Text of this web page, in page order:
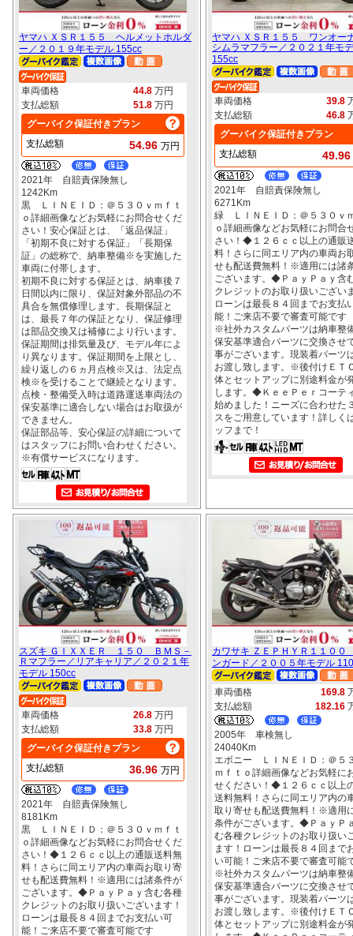
ヤマハ ＸＳＲ１５５ ヘルメットホルダ
ー／２０１９年モデル 155cc
車両価格 44.8 万円
支払総額
51.8 万円
グーバイク保証付きプラン
支払総額
54.96 万円
2021年 自賠責保険無し
1242Km
黒 ＬＩＮＥＩＤ：＠５３０ｖｍｆｔ
ｏ詳細画像などお気軽にお問合せくだ
さい！安心保証とは、「返品保証」
「初期不良に対する保証」「長期保
証」の総称で、納車整備※を実施した
車両に付帯します。
初期不良に対する保証とは、納車後７
日間以内に限り、保証対象外部品の不
具合を無償修理します。長期保証と
は、最長７年の保証となり、保証修理
は部品交換又は補修により行います。
保証期間は排気量及び、モデル年によ
り異なります。保証期間を上限とし、
繰り返しの６ヵ月点検※又は、法定点
検※を受けることで継続となります。
点検・整備受入時は道路運送車両法の
保安基準に適合しない場合はお取扱が
できません。
保証部品等、安心保証の詳細について
はスタッフにお問い合わせください。
※有償サービスになります。
ヤマハ ＸＳＲ１５５ ワンオー
シムラマフラー／２０２１年モ
155cc
車両価格 39.8
支払総額
46.8
グーバイク保証付きプラン
支払総額
49.96
2021年 自賠責保険無し
6271Km
緑 ＬＩＮＥＩＤ：＠５３０ｖ
ｏ詳細画像などお気軽にお問合
さい！◆１２６ｃｃ以上の通販
料！さらに同エリア内の車両お
せも配送費無料！※適用には諸
ございます。◆ＰａｙＰａｙ含
クレジットのお取り扱いござい
ローンは最長８４回までお支払
能！ご来店不要で審査可能です
※社外カスタムパーツは納車整
保安基準適合パーツに交換させ
事がございます。現装着パーツ
お渡し致します。※後付けＥＴ
体とセットアップに別途料金が
します。◆ＫｅｅＰｅｒコーテ
始めました！ニーズに合わせた
スをご用意しています！詳しく
ッフまで！
スズキ ＧＩＸＸＥＲ １５０ ＢＭＳ－
Ｒマフラー／リアキャリア／２０２１年
モデル 150cc
車両価格 26.8 万円
支払総額
33.8 万円
グーバイク保証付きプラン
支払総額
36.96 万円
2021年 自賠責保険無し
8181Km
黒 ＬＩＮＥＩＤ：＠５３０ｖｍｆｔ
ｏ詳細画像などお気軽にお問合せくだ
さい！◆１２６ｃｃ以上の通販送料無
料！さらに同エリア内の車両お取り寄
せも配送費無料！※適用には諸条件が
ございます。◆ＰａｙＰａｙ含む各種
クレジットのお取り扱いございます！
ローンは最長８４回までお支払い可
能！ご来店不要で審査可能です
カワサキ ＺＥＰＨＹＲ１１０
ンガード／２００５年モデル
車両価格 169.8
支払総額
182.16
2005年 車検無し
24040Km
エボニー ＬＩＮＥＩＤ：＠５
ｍｆｔｏ詳細画像などお気軽に
せください！◆１２６ｃｃ以上
送料無料！さらに同エリア内の
取り寄せも配送費無料！※適用
条件がございます。◆ＰａｙＰ
む各種クレジットのお取り扱い
ます！ローンは最長８４回まで
い可能！ご来店不要で審査可能
※社外カスタムパーツは納車整
保安基準適合パーツに交換させ
事がございます。現装着パーツ
お渡し致します。※後付けＥＴ
体とセットアップに別途料金が